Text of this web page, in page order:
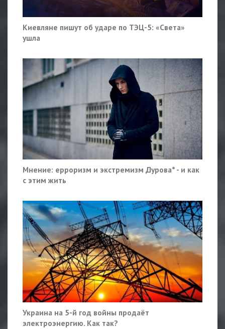
Киевляне пишут об ударе по ТЭЦ-5: «Света»
ушла
Мнение: ерроризм и экстремизм Дурова* - и как
с этим жить
Украина на 5-й год войны продаёт
электроэнергию. Как так?